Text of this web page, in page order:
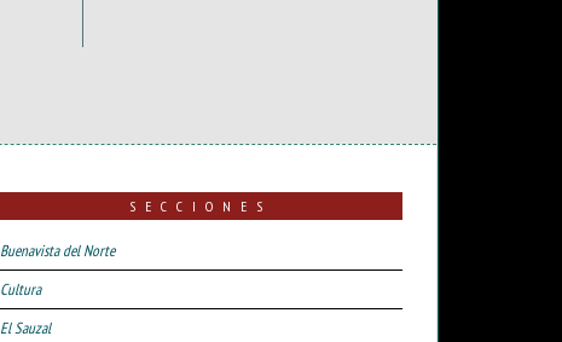
SECCIONES
Buenavista del Norte
Cultura
El Sauzal